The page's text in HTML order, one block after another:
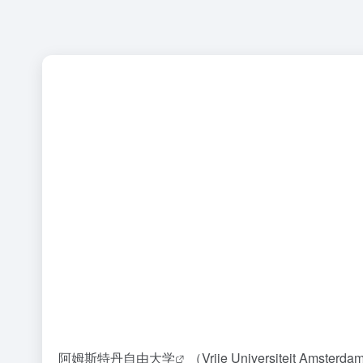
阿姆斯特丹自由大学 （Vrije Universiteit